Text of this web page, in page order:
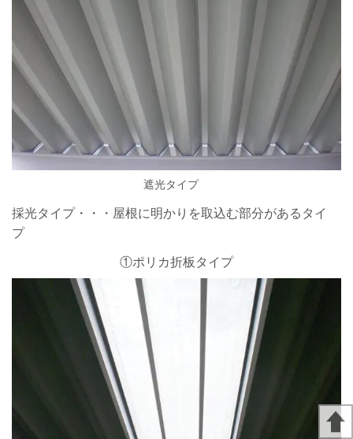
遮光タイプ
採光タイプ・・・屋根に明かりを取込む部分があるタイ
プ
①ポリカ折板タイプ